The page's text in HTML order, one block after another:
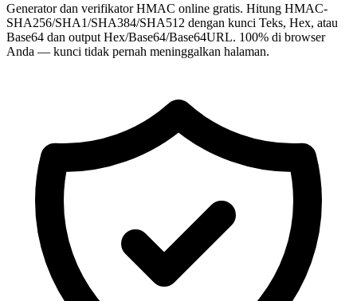
Generator dan verifikator HMAC online gratis. Hitung HMAC-
SHA256/SHA1/SHA384/SHA512 dengan kunci Teks, Hex, atau
Base64 dan output Hex/Base64/Base64URL. 100% di browser
Anda — kunci tidak pernah meninggalkan halaman.